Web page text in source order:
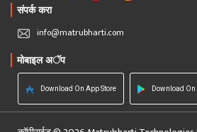
संपर्क करा
info@matrubharti.com
मोबाइल अॅप
Download On App Store Download On